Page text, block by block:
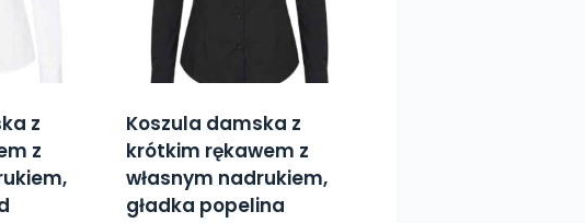
z
z
Koszula damska z
krótkim rękawem z
własnym nadrukiem,
gładka popelina